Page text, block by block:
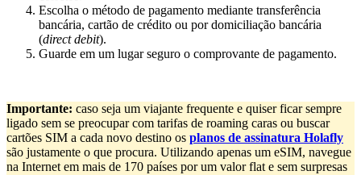
Escolha o método de pagamento mediante transferência
bancária, cartão de crédito ou por domiciliação bancária
(direct debit).
Guarde em um lugar seguro o comprovante de pagamento.
Importante: caso seja um viajante frequente e quiser ficar sempre
ligado sem se preocupar com tarifas de roaming caras ou buscar
cartões SIM a cada novo destino os planos de assinatura Holafly
são justamente o que procura. Utilizando apenas um eSIM, navegue
na Internet em mais de 170 países por um valor flat e sem surpresas